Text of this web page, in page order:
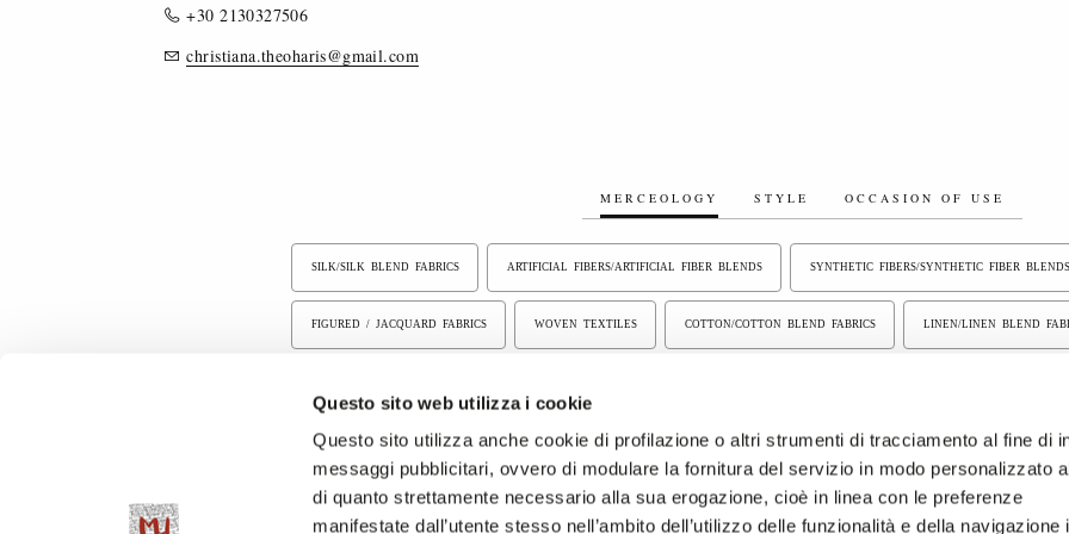
Questo sito web utilizza i cookie
Questo sito utilizza anche cookie di profilazione o altri strumenti di tracciamento al fine di
messaggi pubblicitari, ovvero di modulare la fornitura del servizio in modo personalizzato
di quanto strettamente necessario alla sua erogazione, cioè in linea con le preferenze
manifestate dall’utente stesso nell’ambito dell’utilizzo delle funzionalità e della navigazione
+30 2130327506
christiana.theoharis@gmail.com
MERCEOLOGY STYLE OCCASION OF USE
SILK/SILK BLEND FABRICS ARTIFICIAL FIBERS/ARTIFICIAL FIBER BLENDS SYNTHETIC FIBERS/SYNTHETIC FIBER BLENDS
FIGURED / JACQUARD FABRICS WOVEN TEXTILES COTTON/COTTON BLEND FABRICS LINEN/LINEN BLEND
WOOL, WOOL BLEND, CASHMERE FABRICS